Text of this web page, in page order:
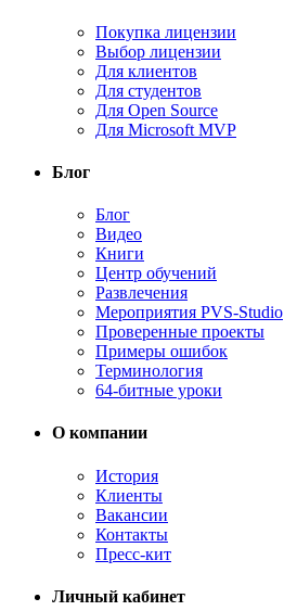
Покупка лицензии
Выбор лицензии
Для клиентов
Для студентов
Для Open Source
Для Microsoft MVP
Блог
Блог
Видео
Книги
Центр обучений
Развлечения
Мероприятия PVS-Studio
Проверенные проекты
Примеры ошибок
Терминология
64-битные уроки
О компании
История
Клиенты
Вакансии
Контакты
Пресс-кит
Личный кабинет